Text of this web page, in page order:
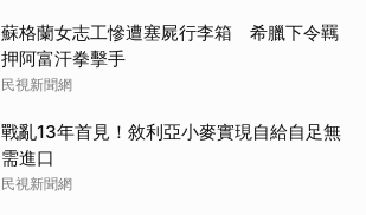
蘇格蘭女志工慘遭塞屍行李箱 希臘下令羈
押阿富汗拳擊手
民視新聞網
戰亂13年首見！敘利亞小麥實現自給自足無
需進口
民視新聞網